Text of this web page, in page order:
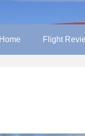
Home Flight